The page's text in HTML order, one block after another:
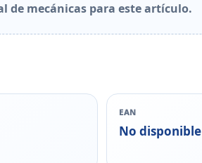
de mecánicas para este artículo.
EAN
No disponible